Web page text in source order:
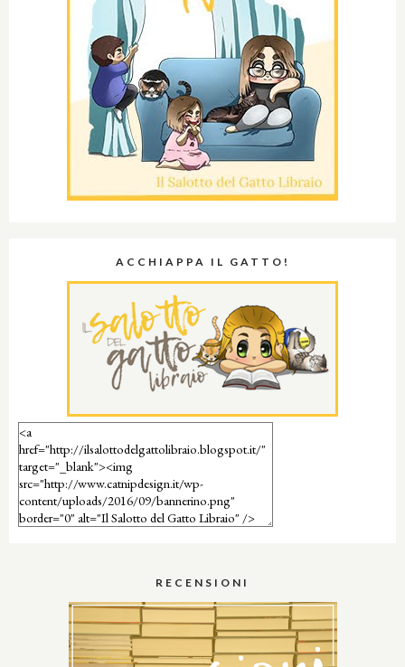
ACCHIAPPA IL GATTO!
RECENSIONI